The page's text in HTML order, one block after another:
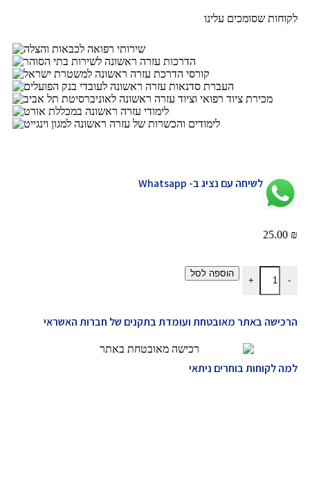
לקוחות שסומכים עלינו
לשיחה עם נציג ב- Whatsapp
25.00 ₪
-
+
הוספה לסל
הרכישה באתר מאובטחת ועומדת בתקנים של חברות האשראי
למה לקוחות בוחרים ניתאי